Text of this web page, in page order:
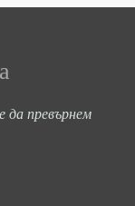
да превърнем